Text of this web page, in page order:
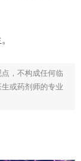
，不构成任何临
或药剂师的专业